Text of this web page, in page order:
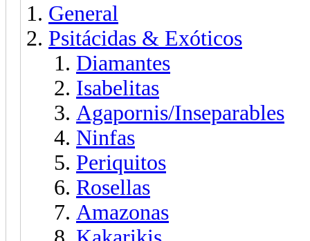
General
Psitácidas & Exóticos
Diamantes
Isabelitas
Agapornis/Inseparables
Ninfas
Periquitos
Rosellas
Amazonas